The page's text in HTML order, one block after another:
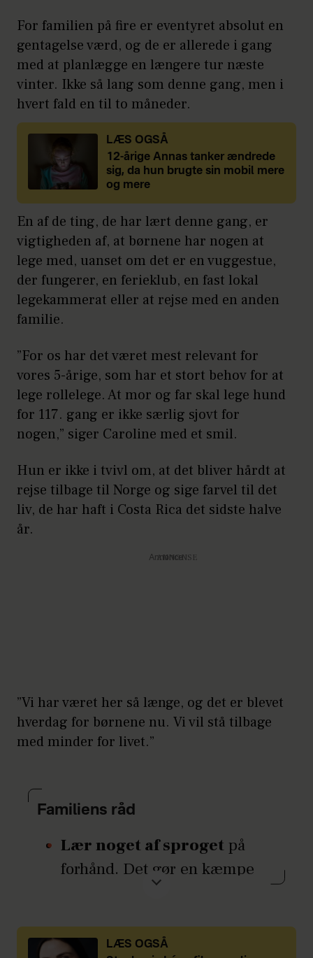
For familien på fire er eventyret absolut en
gentagelse værd, og de er allerede i gang
med at planlægge en længere tur næste
vinter. Ikke så lang som denne gang, men i
hvert fald en til to måneder.
LÆS OGSÅ
12-årige Annas tanker ændrede
sig, da hun brugte sin mobil mere
og mere
En af de ting, de har lært denne gang, er
vigtigheden af, at børnene har nogen at
lege med, uanset om det er en vuggestue,
der fungerer, en ferieklub, en fast lokal
legekammerat eller at rejse med en anden
familie.
”For os har det været mest relevant for
vores 5-årige, som har et stort behov for at
lege rollelege. At mor og far skal lege hund
for 117. gang er ikke særlig sjovt for
nogen,” siger Caroline med et smil.
Hun er ikke i tvivl om, at det bliver hårdt at
rejse tilbage til Norge og sige farvel til det
liv, de har haft i Costa Rica det sidste halve
år.
Annonce
”Vi har været her så længe, og det er blevet
hverdag for børnene nu. Vi vil stå tilbage
med minder for livet.”
Familiens råd
Lær noget af sprogetpå
forhånd. Det gør en kæmpe
forskel for både voksne og
Duolingo, og prøv at
LÆS OGSÅ